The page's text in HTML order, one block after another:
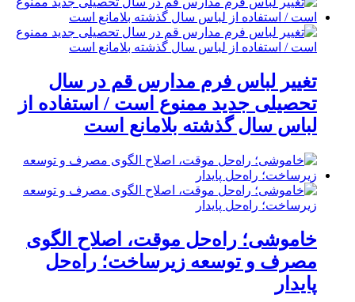
تغییر لباس فرم مدارس قم در سال
تحصیلی جدید ممنوع است / استفاده از
لباس سال گذشته بلامانع است
خاموشی؛ راه‌حل موقت، اصلاح الگوی
مصرف و توسعه زیرساخت؛ راه‌حل
پایدار